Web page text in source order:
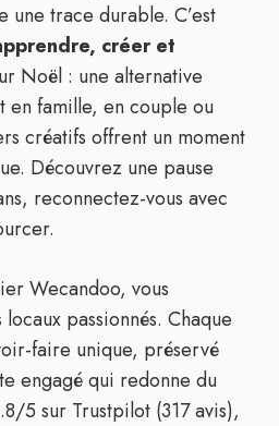
une trace durable. C’est
créer et
Noël : une alternative
en famille, en couple ou
créatifs offrent un moment
Découvrez une pause
reconnectez-vous avec
Wecandoo, vous
passionnés. Chaque
faire unique, préservé
engagé qui redonne du
5 sur Trustpilot (317 avis),